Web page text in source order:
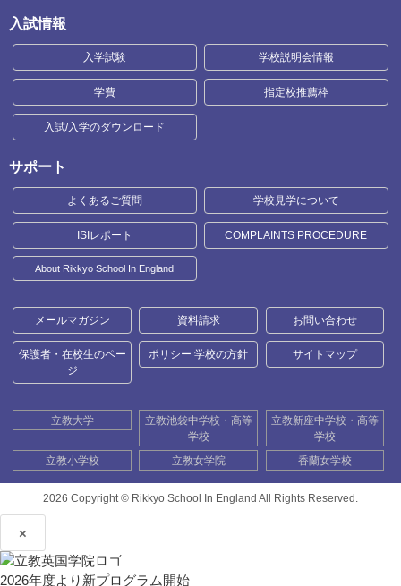
入試情報
入学試験 学校説明会情報
学費 指定校推薦枠
入試/入学のダウンロード
サポート
よくあるご質問 学校見学について
ISIレポート COMPLAINTS PROCEDURE
About Rikkyo School In England
メールマガジン 資料請求 お問い合わせ
保護者・在校生のペー
ジ
ポリシー 学校の方針 サイトマップ
立教大学
立教池袋中学校・高等
学校
立教新座中学校・高等
学校
立教小学校
立教女学院 香蘭女学校
2026 Copyright © Rikkyo School In England All Rights Reserved.
×
2026年度より新プログラム開始